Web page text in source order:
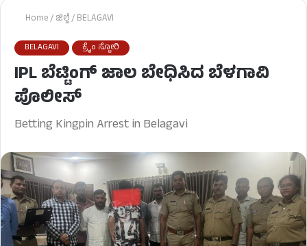
Home/ಜಿಲ್ಲೆ/BELAGAVI
BELAGAVI ಕ್ರೈಂ ಸ್ಟೋರಿ
IPL ಬೆಟ್ಟಿಂಗ್ ಜಾಲ ಬೇಧಿಸಿದ ಬೆಳಗಾವಿ
ಪೊಲೀಸ್
Betting Kingpin Arrest in Belagavi